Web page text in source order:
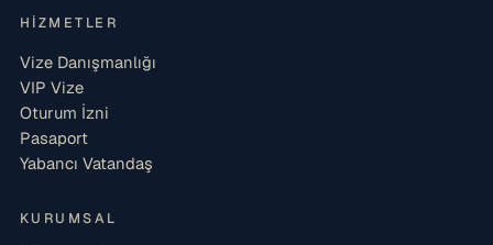
HIZMETLER
Vize Danışmanlığı
VIP Vize
Oturum İzni
Pasaport
Yabancı Vatandaş
KURUMSAL